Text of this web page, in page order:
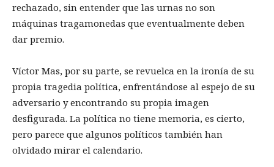
rechazado, sin entender que las urnas no son
máquinas tragamonedas que eventualmente deben
dar premio.
Víctor Mas, por su parte, se revuelca en la ironía de su
propia tragedia política, enfrentándose al espejo de su
adversario y encontrando su propia imagen
desfigurada. La política no tiene memoria, es cierto,
pero parece que algunos políticos también han
olvidado mirar el calendario.